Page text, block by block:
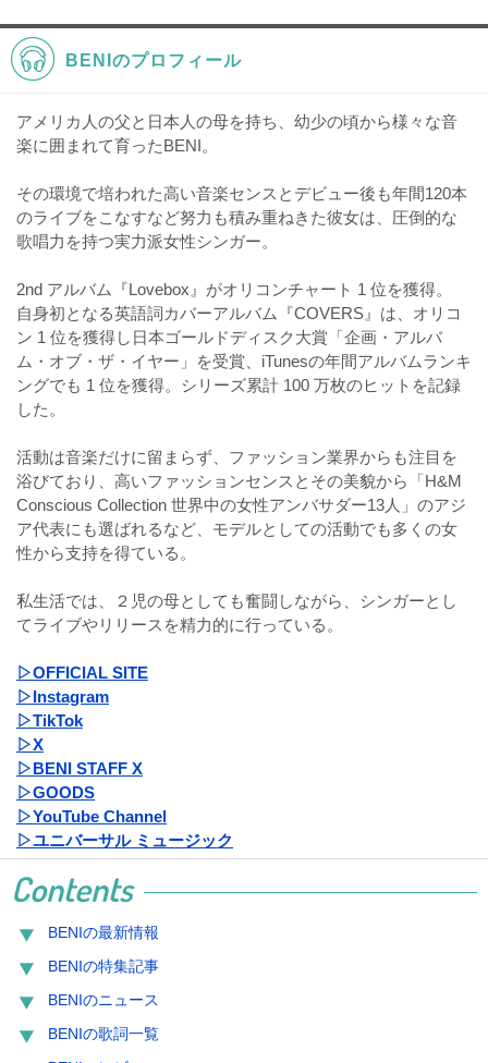
BENIのプロフィール
アメリカ人の父と日本人の母を持ち、幼少の頃から様々な音
楽に囲まれて育ったBENI。
その環境で培われた高い音楽センスとデビュー後も年間120本
のライブをこなすなど努力も積み重ねきた彼女は、圧倒的な
歌唱力を持つ実力派女性シンガー。
2nd アルバム『Lovebox』がオリコンチャート 1 位を獲得。
自身初となる英語詞カバーアルバム『COVERS』は、オリコ
ン 1 位を獲得し日本ゴールドディスク大賞「企画・アルバ
ム・オブ・ザ・イヤー」を受賞、iTunesの年間アルバムランキ
ングでも 1 位を獲得。シリーズ累計 100 万枚のヒットを記録
した。
活動は音楽だけに留まらず、ファッション業界からも注目を
浴びており、高いファッションセンスとその美貌から「H&M
Conscious Collection 世界中の女性アンバサダー13人」のアジ
ア代表にも選ばれるなど、モデルとしての活動でも多くの女
性から支持を得ている。
私生活では、２児の母としても奮闘しながら、シンガーとし
てライブやリリースを精力的に行っている。
▷OFFICIAL SITE
▷Instagram
▷TikTok
▷X
▷BENI STAFF X
▷GOODS
▷YouTube Channel
▷ユニバーサル ミュージック
Contents
BENIの最新情報
BENIの特集記事
BENIのニュース
BENIの歌詞一覧